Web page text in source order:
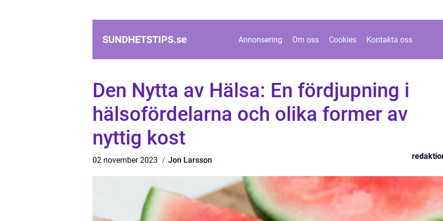
SUNDHETSTIPS.se Annonsering Om oss Cookies Kontakta oss
Den Nytta av Hälsa: En fördjupning i
hälsofördelarna och olika former av
nyttig kost
02 november 2023 Jon Larsson